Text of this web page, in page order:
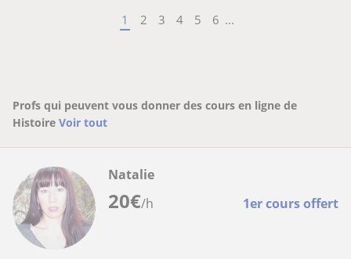
1 2 3 4 5 6 ...
Profs qui peuvent vous donner des cours en ligne de
Histoire Voir tout
20€/h 1er cours offert
Natalie